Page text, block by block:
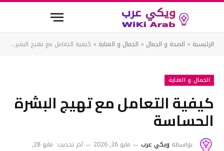
الرئيسية » الصحة و الجمال » الجمال و العناية » كيفية التعامل مع تهيج البشرة الحساسة
الجمال و العناية
كيفية التعامل مع تهيج البشرة
الحساسة
بواسطة ويكي عرب مايو 26, 2026 آخر تحديث:
مايو 28,